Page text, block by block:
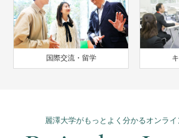
国際交流・留学
麗澤大学がもっとよく分かるオンラ